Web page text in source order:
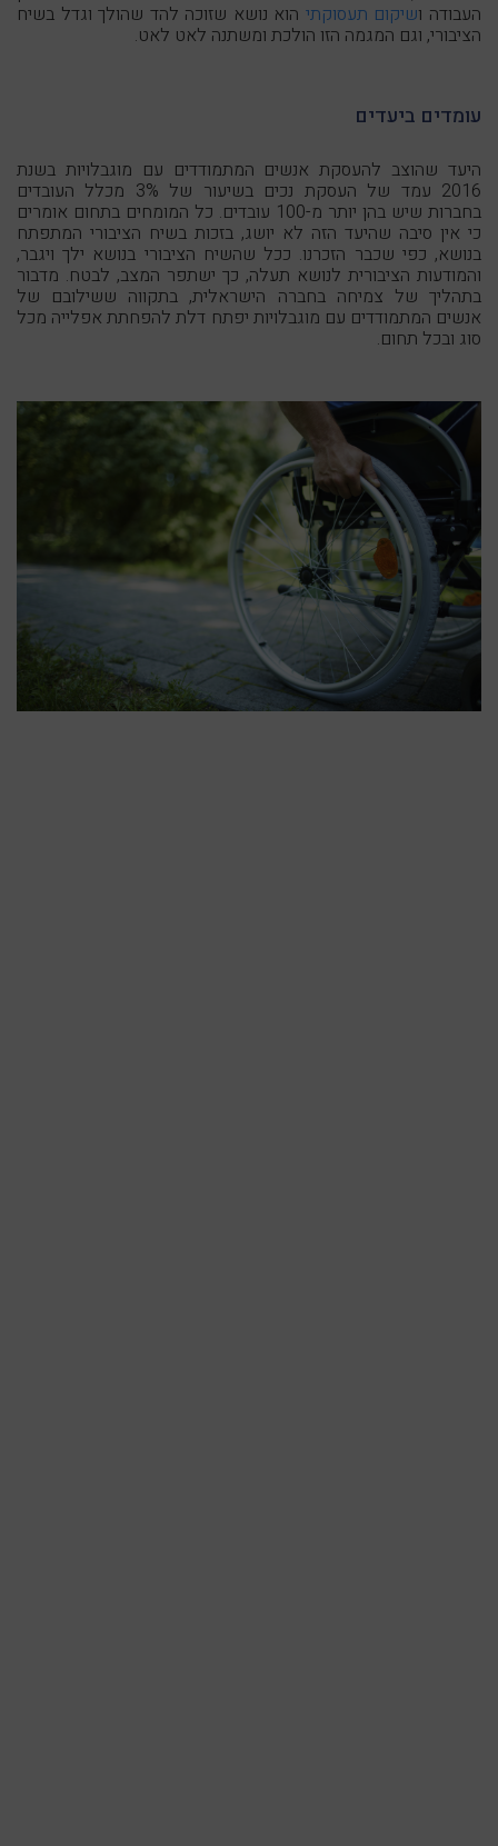
העבודה ושיקום תעסוקתי הוא נושא שזוכה להד שהולך וגדל בשיח
הציבורי, וגם המגמה הזו הולכת ומשתנה לאט לאט.
עומדים ביעדים
היעד שהוצב להעסקת אנשים המתמודדים עם מוגבלויות בשנת
2016 עמד של העסקת נכים בשיעור של 3% מכלל העובדים
בחברות שיש בהן יותר מ-100 עובדים. כל המומחים בתחום אומרים
כי אין סיבה שהיעד הזה לא יושג, בזכות בשיח הציבורי המתפתח
בנושא, כפי שכבר הזכרנו. ככל שהשיח הציבורי בנושא ילך ויגבר,
והמודעות הציבורית לנושא תעלה, כך ישתפר המצב, לבטח. מדבור
בתהליך של צמיחה בחברה הישראלית, בתקווה ששילובם של
אנשים המתמודדים עם מוגבלויות יפתח דלת להפחתת אפלייה מכל
סוג ובכל תחום.